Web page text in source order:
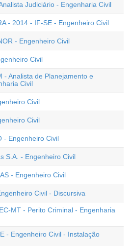
Judiciário - Engenharia Civil
- 2014 - IF-SE - Engenheiro Civil
- Engenheiro Civil
Civil
- Analista de Planejamento e
Civil
Civil
Civil
- Engenheiro Civil
S.A. - Engenheiro Civil
- Engenheiro Civil
Civil - Discursiva
MT - Perito Criminal - Engenharia
- Engenheiro Civil - Instalação